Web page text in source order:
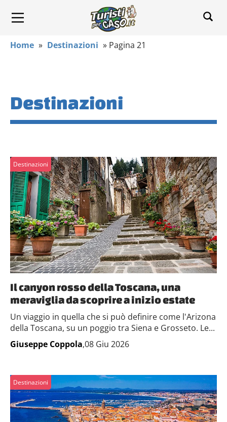
Home » Destinazioni » Pagina 21
Destinazioni
Destinazioni
Il canyon rosso della Toscana, una
meraviglia da scoprire a inizio estate
Un viaggio in quella che si può definire come l'Arizona
della Toscana, su un poggio tra Siena e Grosseto. Le...
Giuseppe Coppola,08 Giu 2026
Destinazioni